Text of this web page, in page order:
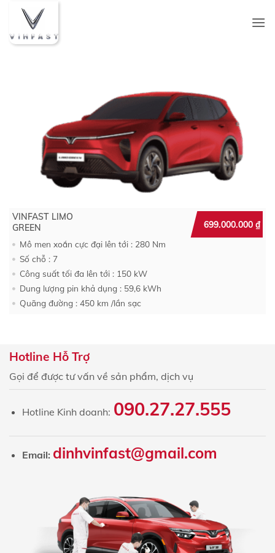
nội
VINFAST LIMO
GREEN
699.000.000₫
Mô men xoắn cực đại lên tới : 280 Nm
Số chỗ : 7
Công suất tối đa lên tới : 150 kW
Dung lượng pin khả dụng : 59,6 kWh
Quãng đường : 450 km /lần sạc
Hotline Hỗ Trợ
Gọi để được tư vấn về sản phẩm, dịch vụ
Hotline Kinh doanh: 090.27.27.555
Email: dinhvinfast@gmail.com